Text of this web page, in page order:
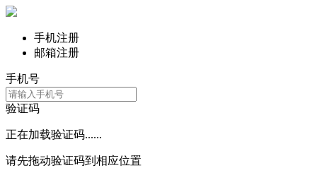
手机注册
邮箱注册
手机号
验证码
正在加载验证码......
请先拖动验证码到相应位置